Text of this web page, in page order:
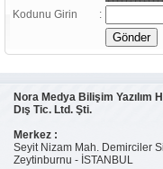
E-Ticaret (Elektronik
E-ticaretinizi aktif
Türkiye`de e-ticaret
Kodunu Girin
:
Nora Medya Bilişim Yazılım
Dış Tic. Ltd. Şti.
Merkez :
Seyit Nizam Mah. Demirciler
Zeytinburnu - İSTANBUL